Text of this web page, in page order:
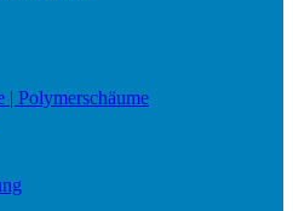
| Polymerschäume